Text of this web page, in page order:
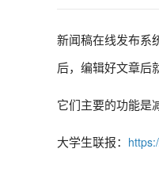
新闻稿在线发布系
后，编辑好文章后
它们主要的功能是
大学生联报：